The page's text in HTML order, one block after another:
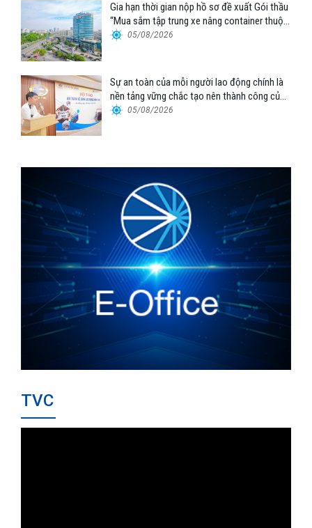
Gia hạn thời gian nộp hồ sơ đề xuất Gói thầu
“Mua sắm tập trung xe nâng container thuộc
Tổng công ty Hàng hải Việt Nam – CTCP”
05/08/2026
Sự an toàn của mỗi người lao động chính là
nền tảng vững chắc tạo nên thành công của
Cảng Đà Nẵng
05/08/2026
TVC